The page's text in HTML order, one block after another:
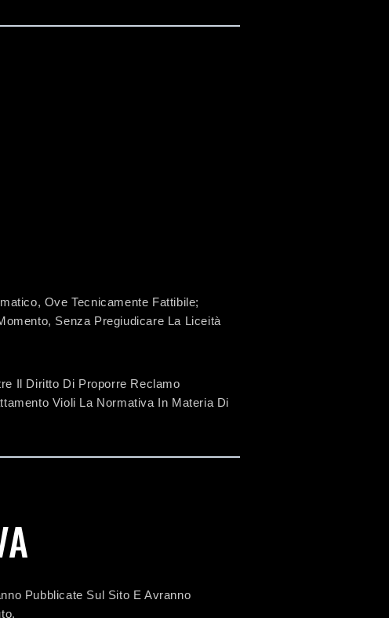
Ove Tecnicamente Fattibile;
Senza Pregiudicare La Liceità
Il Diritto Di Proporre Reclamo
Violi La Normativa In Materia Di
Pubblicate Sul Sito E Avranno